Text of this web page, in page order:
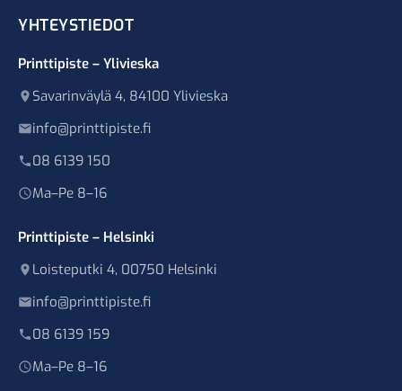
YHTEYSTIEDOT
Printtipiste – Ylivieska
Savarinväylä 4, 84100 Ylivieska
info@printtipiste.fi
08 6139 150
Ma–Pe 8–16
Printtipiste – Helsinki
Loisteputki 4, 00750 Helsinki
info@printtipiste.fi
08 6139 159
Ma–Pe 8–16